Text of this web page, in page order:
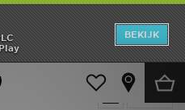
BEKIJK